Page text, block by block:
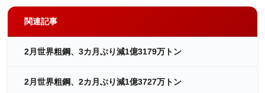
関連記事
2月世界粗鋼、3カ月ぶり減1億3179万トン
2月世界粗鋼、2カ月ぶり減1億3727万トン